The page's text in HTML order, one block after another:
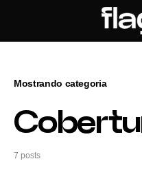
Mostrando categoria
7 posts